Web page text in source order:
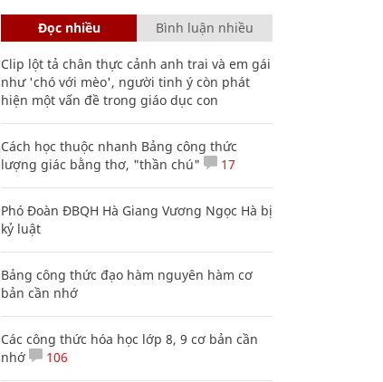
Đọc nhiều Bình luận nhiều
Clip lột tả chân thực cảnh anh trai và em gái
như 'chó với mèo', người tinh ý còn phát
hiện một vấn đề trong giáo dục con
Cách học thuộc nhanh Bảng công thức
lượng giác bằng thơ, "thần chú"
17
Phó Đoàn ĐBQH Hà Giang Vương Ngọc Hà bị
kỷ luật
Bảng công thức đạo hàm nguyên hàm cơ
bản cần nhớ
Các công thức hóa học lớp 8, 9 cơ bản cần
nhớ
106